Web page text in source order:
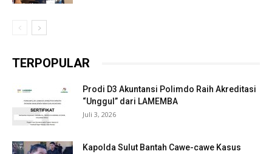
TERPOPULAR
Prodi D3 Akuntansi Polimdo Raih Akreditasi
“Unggul” dari LAMEMBA
Juli 3, 2026
Kapolda Sulut Bantah Cawe-cawe Kasus